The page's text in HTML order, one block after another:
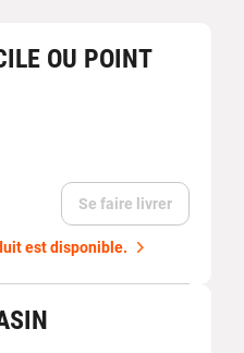
OU POINT
Se faire livrer
est disponible.